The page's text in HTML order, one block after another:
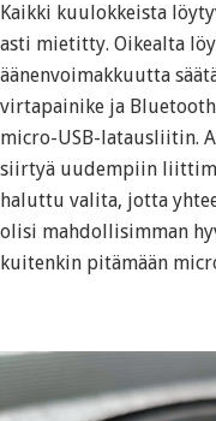
Kaikki kuulokkeista
asti mietitty. Oikealta
äänenvoimakkuutta
virtapainike ja
micro-USB-latausliitin.
siirtyä uudempiin
haluttu valita, jotta
olisi mahdollisimman
kuitenkin pitämään